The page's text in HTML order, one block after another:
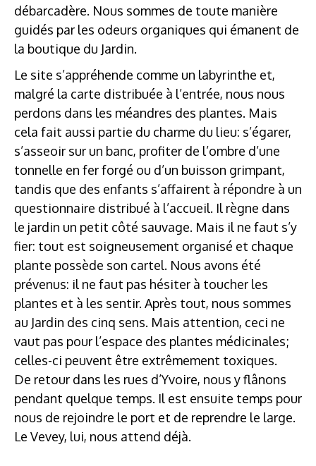
débarcadère. Nous sommes de toute manière
guidés par les odeurs organiques qui émanent de
la boutique du Jardin.
Le site s’appréhende comme un labyrinthe et,
malgré la carte distribuée à l’entrée, nous nous
perdons dans les méandres des plantes. Mais
cela fait aussi partie du charme du lieu: s’égarer,
s’asseoir sur un banc, profiter de l’ombre d’une
tonnelle en fer forgé ou d’un buisson grimpant,
tandis que des enfants s’affairent à répondre à un
questionnaire distribué à l’accueil. Il règne dans
le jardin un petit côté sauvage. Mais il ne faut s’y
fier: tout est soigneusement organisé et chaque
plante possède son cartel. Nous avons été
prévenus: il ne faut pas hésiter à toucher les
plantes et à les sentir. Après tout, nous sommes
au Jardin des cinq sens. Mais attention, ceci ne
vaut pas pour l’espace des plantes médicinales;
celles-ci peuvent être extrêmement toxiques.
De retour dans les rues d’Yvoire, nous y flânons
pendant quelque temps. Il est ensuite temps pour
nous de rejoindre le port et de reprendre le large.
Le Vevey, lui, nous attend déjà.